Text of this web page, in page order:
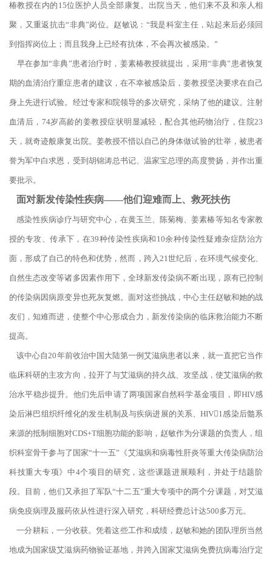
椿教授在内的15位医护人员全部康复。出院当天，他们来不及和亲人相
聚，又重返抗击“非典”岗位。赵敏说：“我是科室主任，站起来后必须回
到指挥岗位上；而且我身上已经有抗体，不会再次被感染。”
早在参加“非典”患者治疗时，姜素椿教授就提出，采用“非典”患者恢复
期的血清治疗重症患者的建议，在不幸被感染后，姜教授坚决要求在自己
身上先进行试验。经过专家和院领导的多次研究，采纳了他的建议。注射
血清后，74岁高龄的姜教授症状明显减轻，配合其他药物治疗，住院23
天，就奇迹般康复出院。姜教授不惜以自己的身体做试验的壮举，被患者
誉为军中白求恩，受到胡锦涛总书记、温家宝总理的高度赞扬，并作出重
要批示。
面对新发传染性疾病——他们迎难而上、救死扶伤
感染性疾病诊疗与研究中心，在黄玉兰、陈菊梅、姜素椿等知名专家教
授的专攻、传承下，在39种传染性疾病和10余种传染性疑难杂症防治方
面，形成了自己的特色和优势，然而，跨入21世纪后，在环境气候变化、
自然生态改变等诸多因素作用下，全球新发传染病不断出现，原有已控制
的传染病因病原变异也死灰复燃。面对这些挑战，中心主任赵敏和她的战
友们，知难而进，使整个中心形成合力，新发传染病的临床救治能力不断
提高。
该中心自20年前收治中国大陆第一例艾滋病患者以来，就一直把它当作
临床科研的主攻方向，拉开了与艾滋病的持久战、攻坚战，使艾滋病的救
治水平稳步提升。他们先后申请了两项国家自然科学基金项目，即HIV感
染后淋巴组织纤维化的发生机制及与疾病进展的关系、HIV1感染后髓系
来源的抵制细胞对CDS+T细胞功能的影响，赵敏作为分课题的负责人，组
织科室骨干参与了国家“十一五”《艾滋病和病毒性肝炎等重大传染病防治
科技重大专项》中4个项目的研究，这些课题进展顺利，并处于结题阶
段。目前，他们又承担了军队“十二五”重大专项中的两个分课题，对艾滋
病免疫病理及服药依从性进行深入研究，科研经费总计达500多万元。
一分耕耘，一分收获。凭着这些工作和成绩，赵敏和她的团队理所当然
地成为国家级艾滋病药物验证基地，并跨入国家艾滋病免费抗病毒治疗定